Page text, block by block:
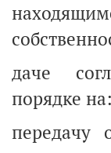
даче
порядке на:
передачу